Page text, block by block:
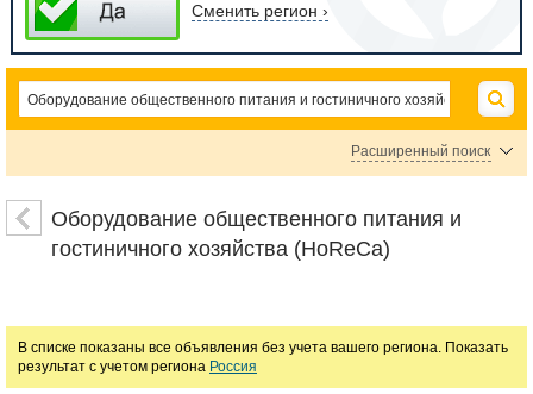
Сменить регион ›
Расширенный поиск
ЦенаОборудование общественного питания и
гостиничного хозяйства (HoReCa)
В списке показаны все объявления без учета вашего региона. Показать
результат с учетом региона Россия